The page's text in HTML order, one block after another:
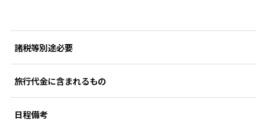
諸税等別途必要
旅行代金に含まれるもの
日程備考